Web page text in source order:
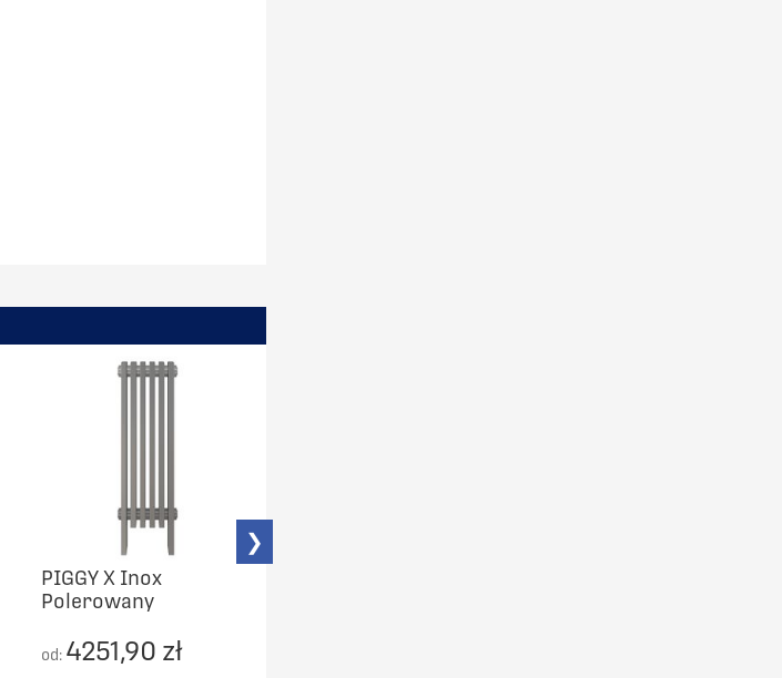
PIGGY X Inox
Polerowany
od: 4251,90 zł
❯